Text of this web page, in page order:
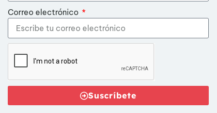
Correo electrónico
Suscríbete